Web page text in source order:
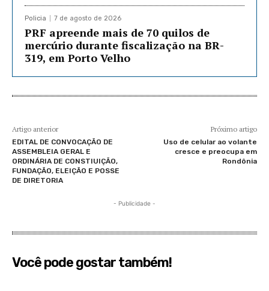
Policia 7 de agosto de 2026
PRF apreende mais de 70 quilos de
mercúrio durante fiscalização na BR-
319, em Porto Velho
Artigo anterior
EDITAL DE CONVOCAÇÃO DE
ASSEMBLEIA GERAL E
ORDINÁRIA DE CONSTIUIÇÃO,
FUNDAÇÃO, ELEIÇÃO E POSSE
DE DIRETORIA
Próximo artigo
Uso de celular ao volante
cresce e preocupa em
Rondônia
- Publicidade -
Você pode gostar também!